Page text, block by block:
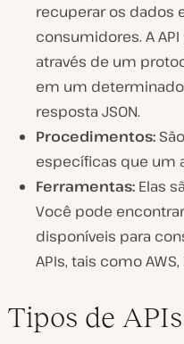
recuperar os dados
consumidores. A
através de um
em um
resposta JSON.
Procedimentos:
específicas que um
Ferramentas: Elas
Você pode
disponíveis para
APIs, tais como
Tipos de APIs